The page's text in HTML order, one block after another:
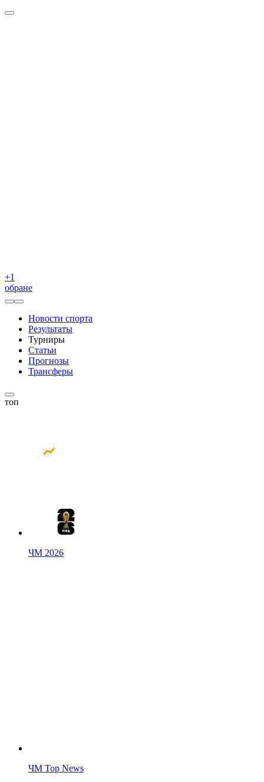
+1
обране
Новости спорта
Результаты
Турниры
Статьи
Прогнозы
Трансферы
топ
ЧМ 2026
ЧМ Top News